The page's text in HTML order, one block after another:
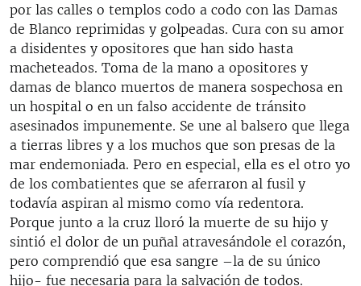
por las calles o templos codo a codo con las Damas
de Blanco reprimidas y golpeadas. Cura con su amor
a disidentes y opositores que han sido hasta
macheteados. Toma de la mano a opositores y
damas de blanco muertos de manera sospechosa en
un hospital o en un falso accidente de tránsito
asesinados impunemente. Se une al balsero que llega
a tierras libres y a los muchos que son presas de la
mar endemoniada. Pero en especial, ella es el otro yo
de los combatientes que se aferraron al fusil y
todavía aspiran al mismo como vía redentora.
Porque junto a la cruz lloró la muerte de su hijo y
sintió el dolor de un puñal atravesándole el corazón,
pero comprendió que esa sangre –la de su único
hijo- fue necesaria para la salvación de todos.